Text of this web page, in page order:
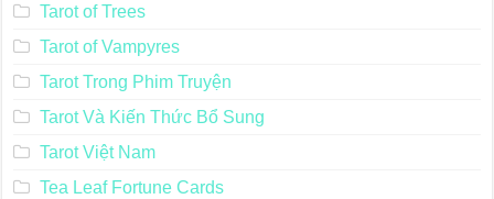
Tarot of Trees
Tarot of Vampyres
Tarot Trong Phim Truyện
Tarot Và Kiến Thức Bổ Sung
Tarot Việt Nam
Tea Leaf Fortune Cards